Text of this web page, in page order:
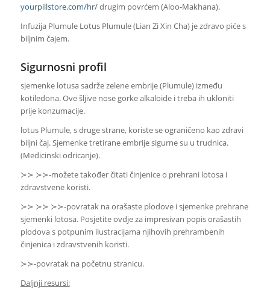
yourpillstore.com/hr/drugim povrćem (Aloo-Makhana).
Infuzija Plumule Lotus Plumule (Lian Zi Xin Cha) je zdravo piće s
biljnim čajem.
Sigurnosni profil
sjemenke lotusa sadrže zelene embrije (Plumule) između
kotiledona. Ove šljive nose gorke alkaloide i treba ih ukloniti
prije konzumacije.
lotus Plumule, s druge strane, koriste se ograničeno kao zdravi
biljni čaj. Sjemenke tretirane embrije sigurne su u trudnica.
(Medicinski odricanje).
≻≻ ≻≻-možete također čitati činjenice o prehrani lotosa i
zdravstvene koristi.
≻≻ ≻≻ ≻≻-povratak na orašaste plodove i sjemenke prehrane
sjemenki lotosa. Posjetite ovdje za impresivan popis orašastih
plodova s potpunim ilustracijama njihovih prehrambenih
činjenica i zdravstvenih koristi.
≻≻-povratak na početnu stranicu.
Daljnji resursi: